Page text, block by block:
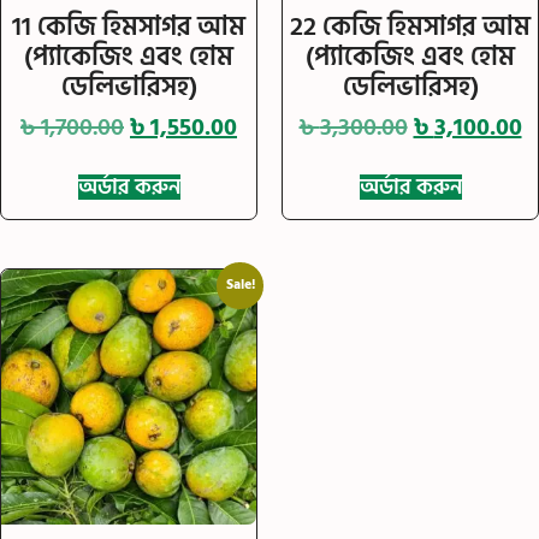
11 কেজি হিমসাগর আম
(প্যাকেজিং এবং হোম
ডেলিভারিসহ)
৳1,700.00৳1,550.00
অর্ডার করুন
22 কেজি হিমসাগর আম
(প্যাকেজিং এবং হোম
ডেলিভারিসহ)
৳3,300.00৳3,100.00
অর্ডার করুন
Sale!